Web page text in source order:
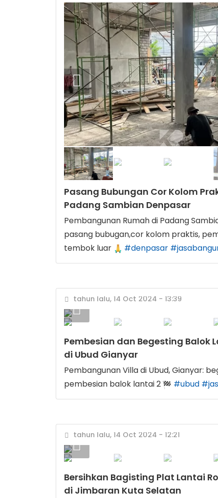
Pasang Bubungan Cor Kolom
Padang Sambian Denpasar
Pembangunan Rumah di Padang
pasang bubugan,cor kolom praktis,
tembok luar
#denpasar
tahun lalu, 14 Oct 2024 - 13:39
Pembesian dan Begesting Balok
di Ubud Gianyar
Pembangunan Villa di Ubud, Gianyar:
pembesian balok lantai 2
#ubud
tahun lalu, 14 Oct 2024 - 12:21
Bersihkan Bagisting Plat Lantai
di Jimbaran Kuta Selatan